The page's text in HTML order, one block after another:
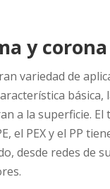
y
variedad de
a la superficie.
el PEX y el PP
desde redes de